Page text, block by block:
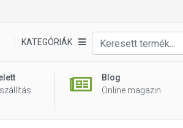
KATEGÓRIÁK
Blog
Online magazin